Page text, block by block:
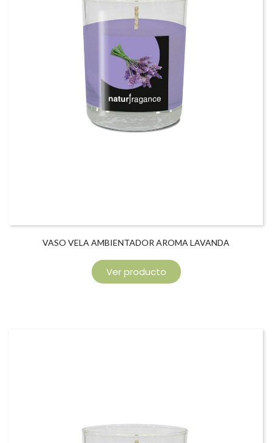
VASO VELA AMBIENTADOR AROMA LAVANDA
Ver producto